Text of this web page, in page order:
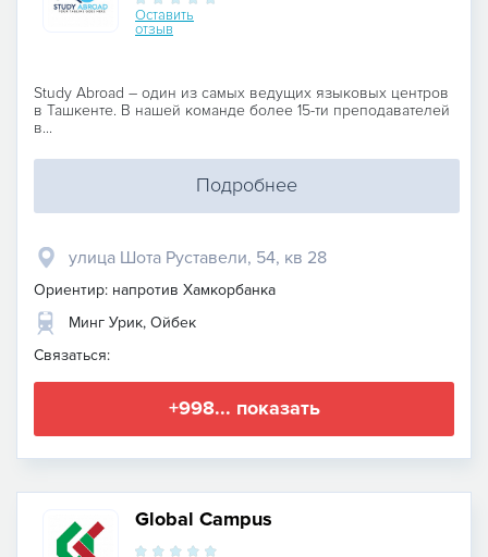
Оставить
отзыв
Study Abroad – один из самых ведущих языковых центров
в Ташкенте. В нашей команде более 15-ти преподавателей
в...
Подробнее
улица Шота Руставели, 54, кв 28
Ориентир: напротив Хамкорбанка
Минг Урик, Ойбек
Связаться:
+998... показать
Global Campus